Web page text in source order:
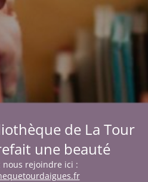
de La Tour
une beauté
nous rejoindre ici :